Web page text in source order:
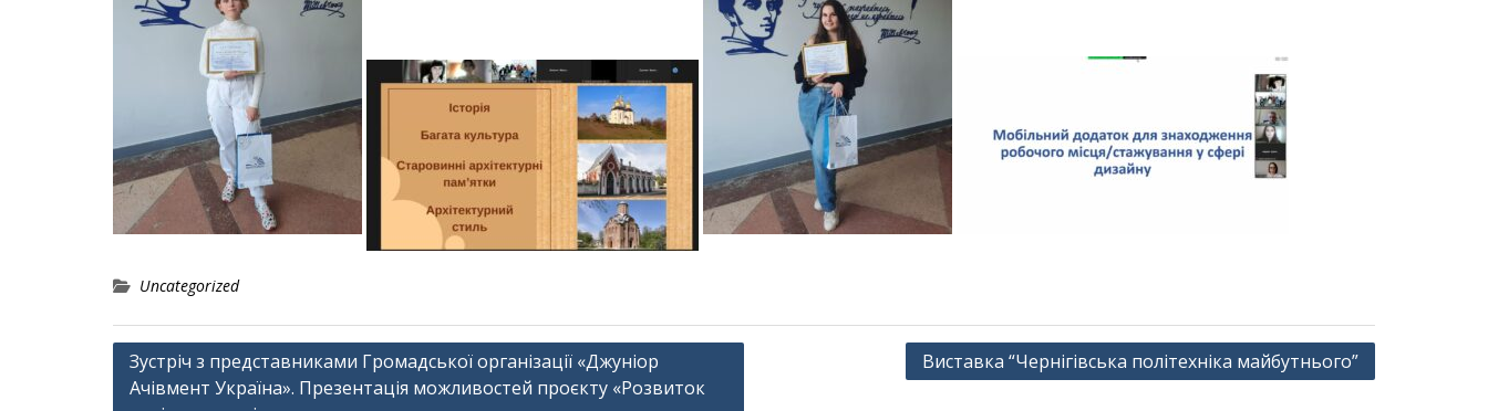
Uncategorized
Навігація
записів
Зустріч з представниками Громадської організації «Джуніор
Ачівмент Україна». Презентація можливостей проєкту «Розвиток
Виставка “Чернігівська політехніка майбутнього”